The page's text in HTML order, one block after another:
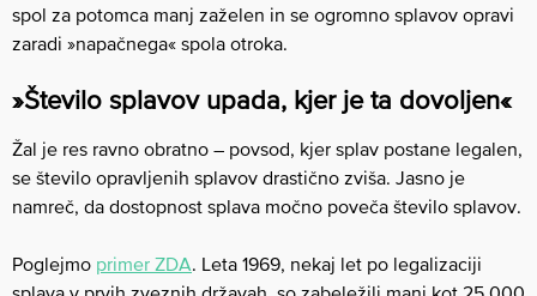
spol za potomca manj zaželen in se ogromno splavov opravi
zaradi »napačnega« spola otroka.
»Število splavov upada, kjer je ta dovoljen«
Žal je res ravno obratno – povsod, kjer splav postane legalen,
se število opravljenih splavov drastično zviša. Jasno je
namreč, da dostopnost splava močno poveča število splavov.
Poglejmo primer ZDA. Leta 1969, nekaj let po legalizaciji